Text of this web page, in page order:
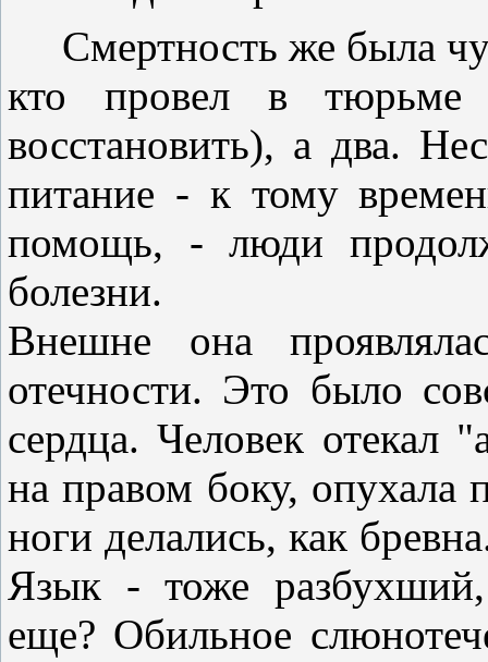
Смертность же была
кто провел в
восстановить), а два.
питание - к тому
помощь, - люди
болезни.
Внешне она
отечности. Это было
сердца. Человек отекал
на правом боку, опухала
ноги делались, как
Язык - тоже
еще? Обильное